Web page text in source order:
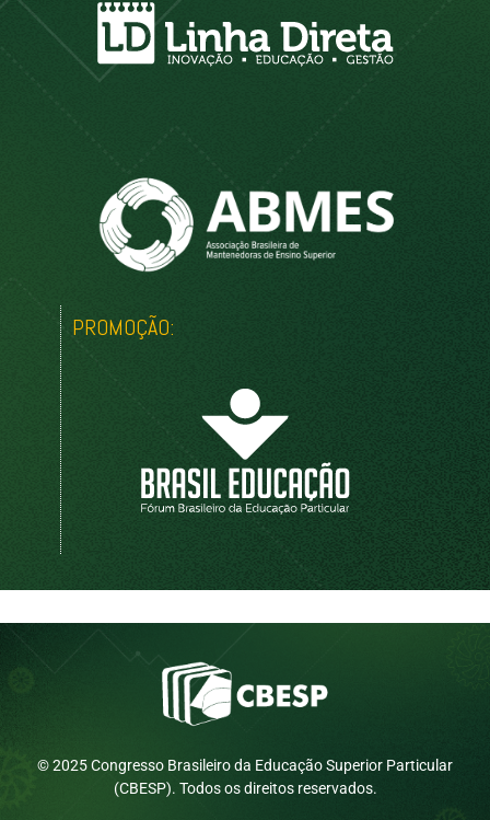
PROMOÇÃO:
© 2025 Congresso Brasileiro da Educação Superior Particular
(CBESP). Todos os direitos reservados.